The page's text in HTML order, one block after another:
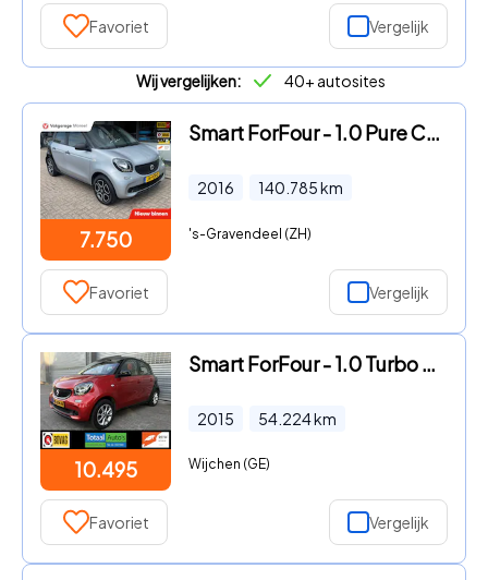
Favoriet Vergelijk
Wij vergelijken: 40+ autosites
7.750
Smart ForFour - 1.0 Pure Compacte Automaat in nette staat
2016 140.785km
's-Gravendeel (ZH)
Favoriet Vergelijk
10.495
Smart ForFour - 1.0 Turbo Passion*AUTOMAAT*CABRIO*CRUISE
2015 54.224km
Wijchen (GE)
Favoriet Vergelijk